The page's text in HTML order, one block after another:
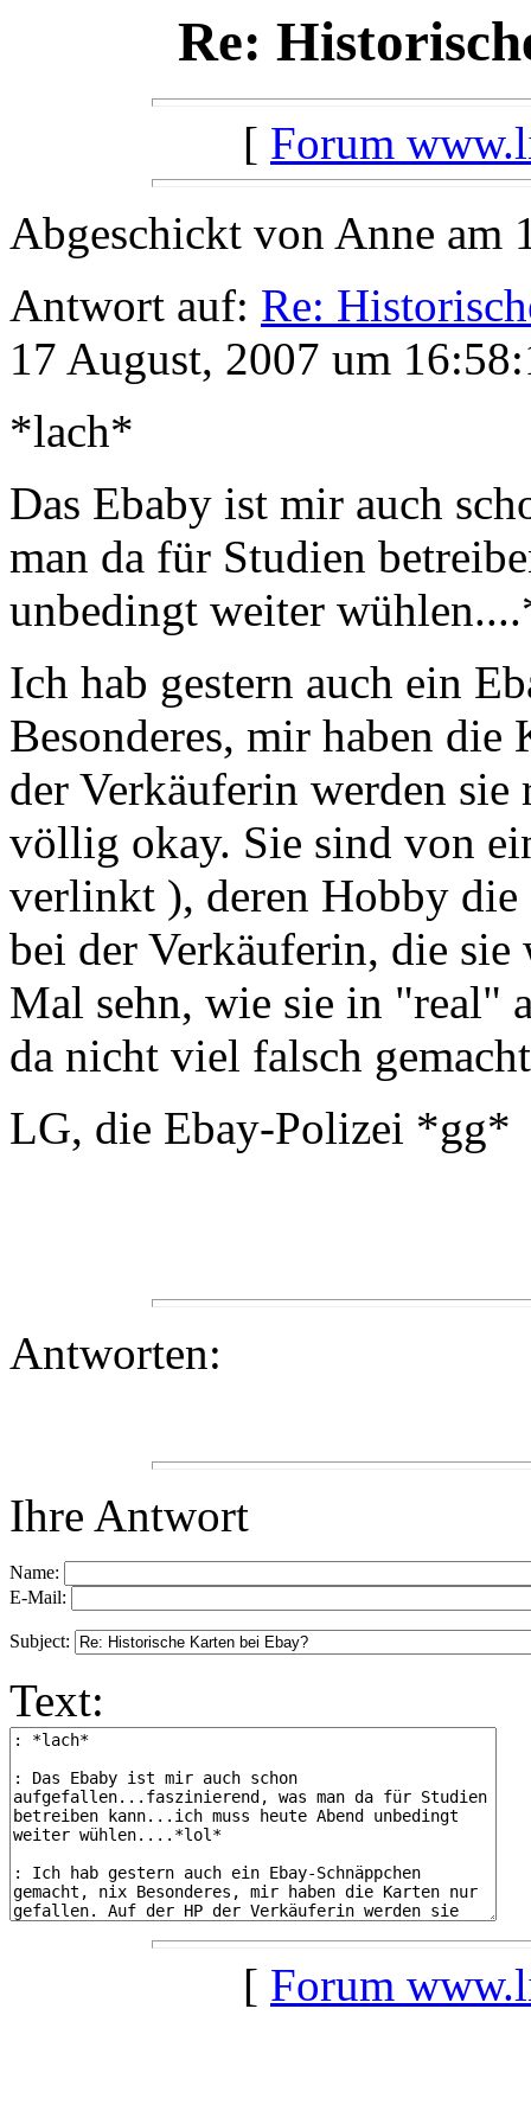
Re:
[ Forum
Abgeschickt von Anne am
Antwort auf: Re:
17 August, 2007 um
*lach*
Das Ebaby ist mir auch
man da für Studien
unbedingt weiter
Ich hab gestern auch ein
Besonderes, mir haben
der Verkäuferin werden
völlig okay. Sie sind von
verlinkt ), deren Hobby
bei der Verkäuferin, die sie
Mal sehn, wie sie in "real"
da nicht viel falsch
LG, die Ebay-Polizei *gg*
Antworten:
Ihre Antwort
Name:
E-Mail:
Subject:
Text:
[ Forum